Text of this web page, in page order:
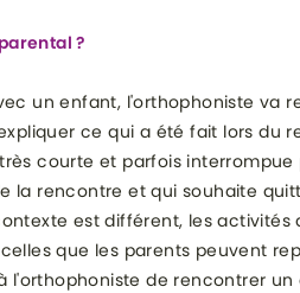
?
un enfant, l'orthophoniste va
ce qui a été fait lors du
courte et parfois interrompue
la rencontre et qui souhaite
est différent, les
que les parents peuvent
de rencontrer un